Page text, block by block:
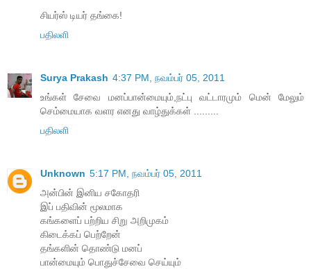
சியர்ஸ் டியர் தங்கை!
பதிலளி
Surya Prakash 4:37 PM, நவம்பர் 05, 2011
உங்கள் சேவை மனப்பான்மையும்,நட்பு வட்டாரமும் மென் மேலும்
செம்மையாக வளர எனது வாழ்துக்கள் .........
பதிலளி
Unknown 5:17 PM, நவம்பர் 05, 2011
அன்பின் இனிய சகோதரி
இப் பதிவின் மூலமாக
கங்களைப் பற்றிய சிறு அறிமுகம்
கிடைக்கப் பெற்றேன்
தங்களின் தொண்டு மனப்
பான்மையும் பொதுச்சேவை செய்யும்